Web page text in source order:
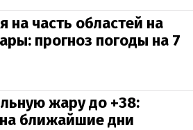
на часть областей на
прогноз погоды на 7
жару до +38:
ближайшие дни